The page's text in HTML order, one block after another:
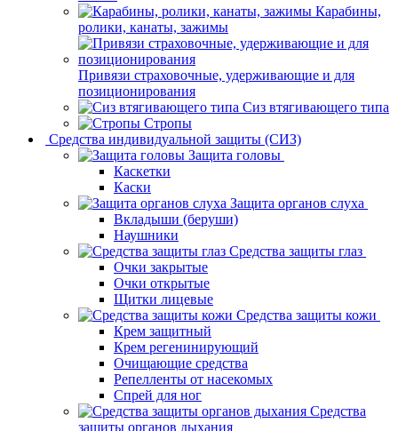
Карабины,
ролики, канаты, зажимы
Привязи страховочные, удерживающие и для
позиционирования
Сиз втягивающего типа
Стропы
Средства индивидуальной защиты (СИЗ)
Защита головы
Каскетки
Каски
Защита органов слуха
Вкладыши (беруши)
Наушники
Средства защиты глаз
Очки закрытые
Очки открытые
Щитки лицевые
Средства защиты кожи
Крем защитный
Крем регенинирующий
Очищающие средства
Репелленты от насекомых
Спрей для ног
Средства
защиты органов дыхания